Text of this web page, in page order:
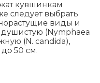
кувшинкам
следует выбрать
виды и
(Nymphaea
(N. candida),
50 см.